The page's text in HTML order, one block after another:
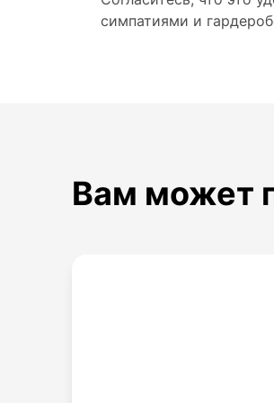
симпатиями и
Вам может